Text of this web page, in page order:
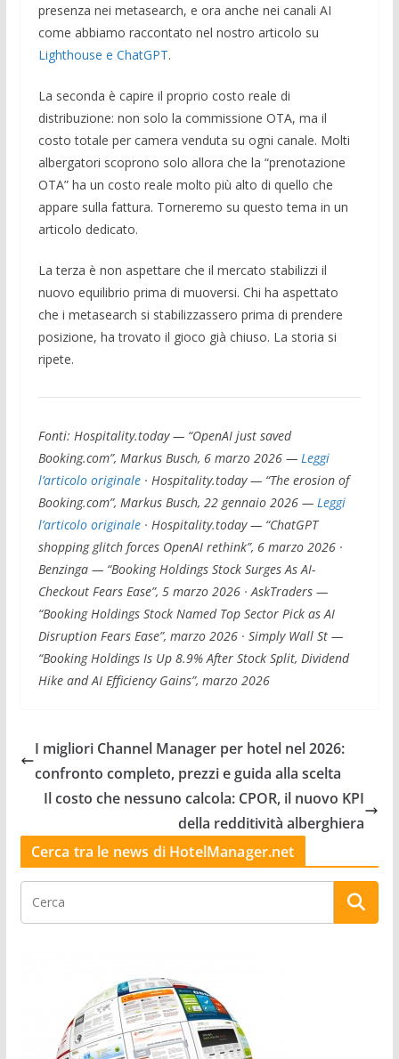
presenza nei metasearch, e ora anche nei canali AI
come abbiamo raccontato nel nostro articolo su
Lighthouse e ChatGPT.
La seconda è capire il proprio costo reale di
distribuzione: non solo la commissione OTA, ma il
costo totale per camera venduta su ogni canale. Molti
albergatori scoprono solo allora che la “prenotazione
OTA” ha un costo reale molto più alto di quello che
appare sulla fattura. Torneremo su questo tema in un
articolo dedicato.
La terza è non aspettare che il mercato stabilizzi il
nuovo equilibrio prima di muoversi. Chi ha aspettato
che i metasearch si stabilizzassero prima di prendere
posizione, ha trovato il gioco già chiuso. La storia si
ripete.
Fonti: Hospitality.today — “OpenAI just saved
Booking.com”, Markus Busch, 6 marzo 2026 — Leggi
l’articolo originale· Hospitality.today — “The erosion of
Booking.com”, Markus Busch, 22 gennaio 2026 — Leggi
l’articolo originale· Hospitality.today — “ChatGPT
shopping glitch forces OpenAI rethink”, 6 marzo 2026 ·
Benzinga — “Booking Holdings Stock Surges As AI-
Checkout Fears Ease”, 5 marzo 2026 · AskTraders —
“Booking Holdings Stock Named Top Sector Pick as AI
Disruption Fears Ease”, marzo 2026 · Simply Wall St —
“Booking Holdings Is Up 8.9% After Stock Split, Dividend
Hike and AI Efficiency Gains”, marzo 2026
I migliori Channel Manager per hotel nel 2026:
confronto completo, prezzi e guida alla scelta
Il costo che nessuno calcola: CPOR, il nuovo KPI
della redditività alberghiera
Cerca tra le news di HotelManager.net